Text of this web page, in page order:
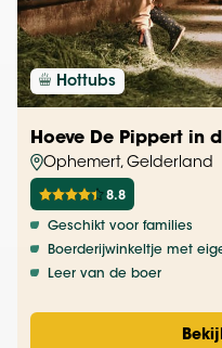
Hottubs
Hoeve De Pippert in
Ophemert, Gelderland
8.8
Geschikt voor families
Boerderijwinkeltje met
Leer van de boer